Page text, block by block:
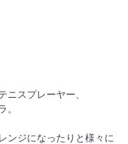
ニスプレーヤー、
。
ンジになったりと様々に